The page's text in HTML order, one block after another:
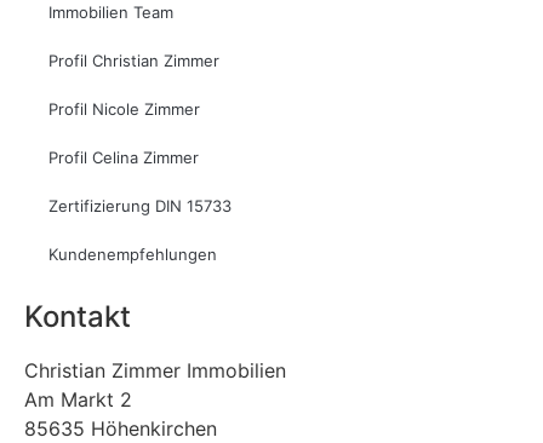
Immobilien Team
Profil Christian Zimmer
Profil Nicole Zimmer
Profil Celina Zimmer
Zertifizierung DIN 15733
Kundenempfehlungen
Kontakt
Christian Zimmer Immobilien
Am Markt 2
85635 Höhenkirchen